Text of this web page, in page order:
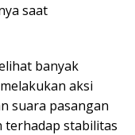
saat
banyak
aksi
suara pasangan
terhadap stabilitas